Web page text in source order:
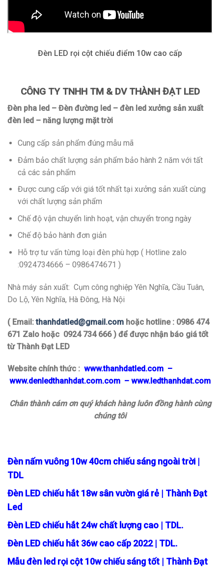
Đèn LED rọi cột chiếu điểm 10w cao cấp
CÔNG TY TNHH TM & DV THÀNH ĐẠT LED
Đèn pha led – Đèn đường led – đèn led xưởng sản xuất
đèn led – năng lượng mặt trời
Cung cấp sản phẩm đúng mẫu mã
Đảm bảo chất lượng sản phẩm bảo hành 2 năm với tất
cả các sản phẩm
Được cung cấp với giá tốt nhất tại xưởng sản xuất cùng
với chất lượng sản phẩm
Chế độ vận chuyển linh hoạt, vận chuyển trong ngày
Chế độ bảo hành đơn giản
Hỗ trợ tư vấn từng loại đèn phù hợp ( Hotline zalo
:0924734666 – 0986474671 )
Nhà máy sản xuất: Cụm công nghiệp Yên Nghĩa, Cầu Tuân,
Do Lộ, Yên Nghĩa, Hà Đông, Hà Nội
( Email:thanhdatled@gmail.com hoặc hotline : 0986 474
671 Zalo hoặc 0924 734 666 ) để được nhận báo giá tốt
từ Thành Đạt LED
Website chính thức : www.thanhdatled.com –
www.denledthanhdat.com.com – www.ledthanhdat.com
Chân thành cám ơn quý khách hàng luôn đồng hành cùng
chúng tôi
Đèn nấm vuông 10w 40cm chiếu sáng ngoài trời |
TDL
Đèn LED chiếu hắt 18w sân vườn giá rẻ | Thành Đạt
Led
Đèn LED chiếu hắt 24w chất lượng cao | TDL.
Đèn LED chiếu hắt 36w cao cấp 2022 | TDL.
Mẫu đèn led rọi cột 10w chiếu sáng tốt | Thành Đạt